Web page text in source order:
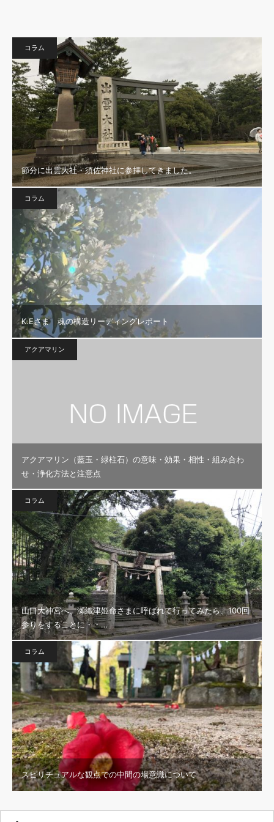
コラム
節分に出雲大社・須佐神社に参拝してきました。
コラム
K.Eさま 魂の構造リーディングレポート
アクアマリン
アクアマリン（藍玉・緑柱石）の意味・効果・相性・組み合わ
せ・浄化方法と注意点
コラム
山口大神宮へ、瀬織津姫命さまに呼ばれて行ってみたら、100回
参りをすることに・・…
コラム
スピリチュアルな観点での中間の場意識について